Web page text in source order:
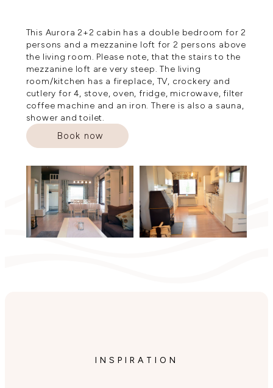
This Aurora 2+2 cabin has a double bedroom for 2
persons and a mezzanine loft for 2 persons above
the living room. Please note, that the stairs to the
mezzanine loft are very steep. The living
room/kitchen has a fireplace, TV, crockery and
cutlery for 4, stove, oven, fridge, microwave, filter
coffee machine and an iron. There is also a sauna,
shower and toilet.
Book now
INSPIRATION